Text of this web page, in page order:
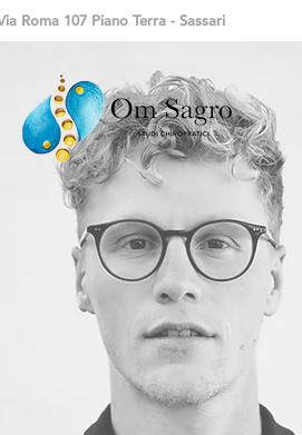
Roma 107 Piano Terra - Sassari